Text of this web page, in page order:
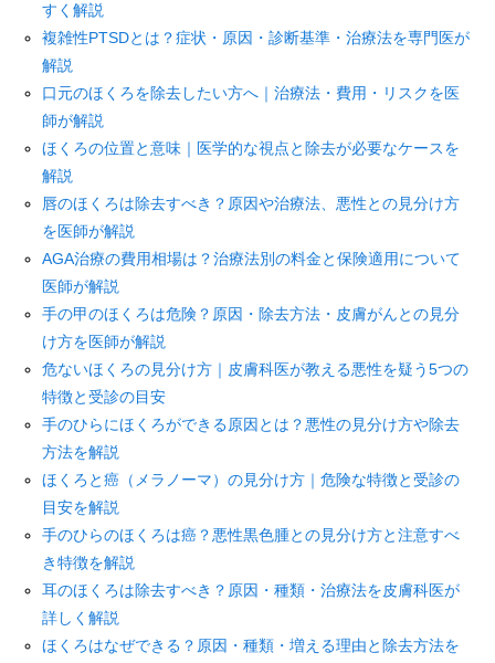
すく解説
複雑性PTSDとは？症状・原因・診断基準・治療法を専門医が
解説
口元のほくろを除去したい方へ｜治療法・費用・リスクを医
師が解説
ほくろの位置と意味｜医学的な視点と除去が必要なケースを
解説
唇のほくろは除去すべき？原因や治療法、悪性との見分け方
を医師が解説
AGA治療の費用相場は？治療法別の料金と保険適用について
医師が解説
手の甲のほくろは危険？原因・除去方法・皮膚がんとの見分
け方を医師が解説
危ないほくろの見分け方｜皮膚科医が教える悪性を疑う5つの
特徴と受診の目安
手のひらにほくろができる原因とは？悪性の見分け方や除去
方法を解説
ほくろと癌（メラノーマ）の見分け方｜危険な特徴と受診の
目安を解説
手のひらのほくろは癌？悪性黒色腫との見分け方と注意すべ
き特徴を解説
耳のほくろは除去すべき？原因・種類・治療法を皮膚科医が
詳しく解説
ほくろはなぜできる？原因・種類・増える理由と除去方法を